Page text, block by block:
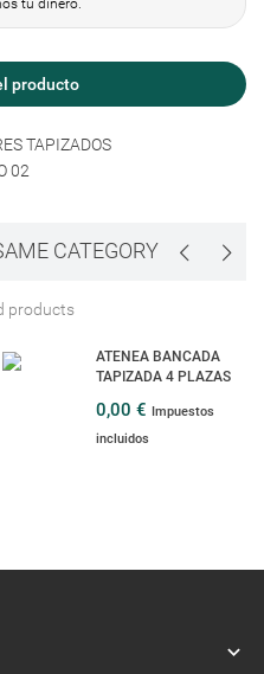
producto
TAPIZADOS
02
CATEGORY
products
ATENEA BANCADA
TAPIZADA 4 PLAZAS
0,00 € Impuestos
incluidos
